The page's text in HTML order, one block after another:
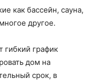
как бассейн, сауна,
другое.
гибкий график
дом на
срок, в